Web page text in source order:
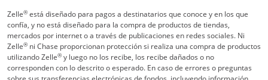
Zelle® está diseñado para pagos a destinatarios que conoce y en los que
confía, y no está diseñado para la compra de productos de tiendas,
mercados por internet o a través de publicaciones en redes sociales. Ni
Zelle® ni Chase proporcionan protección si realiza una compra de productos
utilizando Zelle® y luego no los recibe, los recibe dañados o no
corresponden con lo descrito o esperado. En caso de errores o preguntas